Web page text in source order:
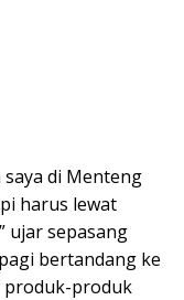
saya di Menteng
harus lewat
ujar sepasang
bertandang ke
produk-produk